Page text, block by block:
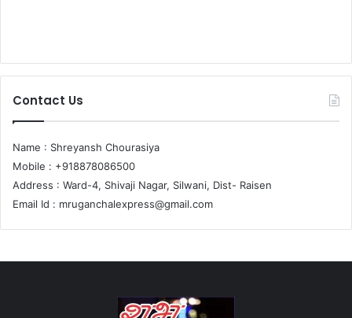
Contact Us
Name : Shreyansh Chourasiya
Mobile : +918878086500
Address : Ward-4, Shivaji Nagar, Silwani, Dist- Raisen
Email Id : mruganchalexpress@gmail.com